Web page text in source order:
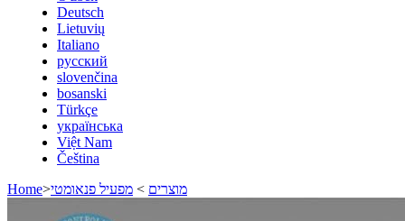
Deutsch
Lietuvių
Italiano
русский
slovenčina
bosanski
Türkçe
українська
Việt Nam
Čeština
Home> מוצרים > מפעיל פנאומטי